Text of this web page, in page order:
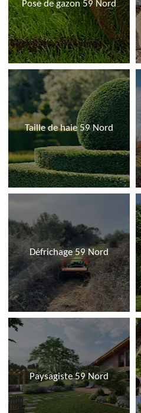
Pose de gazon 59 Nord
Taille de haie 59 Nord
Défrichage 59 Nord
Paysagiste 59 Nord